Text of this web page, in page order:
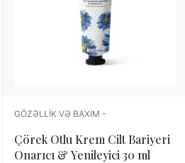
GÖZƏLLIK VƏ BAXIM -
Çörek Otlu Krem Cilt Bariyeri
Onarıcı & Yenileyici 30 ml